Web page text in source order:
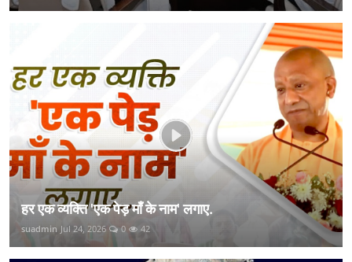
हर एक व्यक्ति 'एक पेड़ माँ के नाम' लगाए.
suadmin Jul 24, 2026 0 42